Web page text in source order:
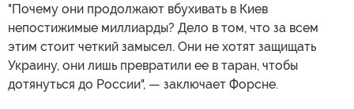
"Почему они продолжают вбухивать в Киев
непостижимые миллиарды? Дело в том, что за всем
этим стоит четкий замысел. Они не хотят защищать
Украину, они лишь превратили ее в таран, чтобы
дотянуться до России", — заключает Форсне.